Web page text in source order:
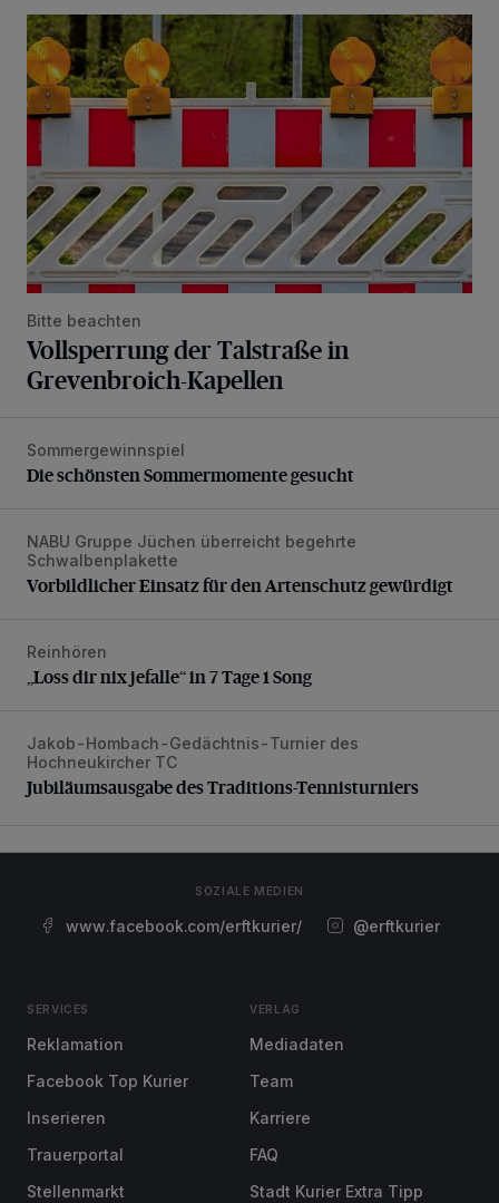
Vollsperrung der Talstraße in Grevenbroich-Kapellen
Bitte beachten
Vollsperrung der Talstraße in
Grevenbroich-Kapellen
Die schönsten Sommermomente gesucht
Sommergewinnspiel
Die schönsten Sommermomente gesucht
Vorbildlicher Einsatz für den Artenschutz gewürdigt
NABU Gruppe Jüchen überreicht begehrte
Schwalbenplakette
Vorbildlicher Einsatz für den Artenschutz gewürdigt
„Loss dir nix jefalle“ in 7 Tage 1 Song
Reinhören
„Loss dir nix jefalle“ in 7 Tage 1 Song
Jubiläumsausgabe des Traditions-Tennisturniers
Jakob-Hombach-Gedächtnis-Turnier des
Hochneukircher TC
Jubiläumsausgabe des Traditions-Tennisturniers
SOZIALE MEDIEN
www.facebook.com/erftkurier/ @erftkurier
SERVICES
Reklamation
Facebook Top Kurier
Inserieren
Trauerportal
Stellenmarkt
VERLAG
Mediadaten
Team
Karriere
FAQ
Stadt Kurier Extra Tipp